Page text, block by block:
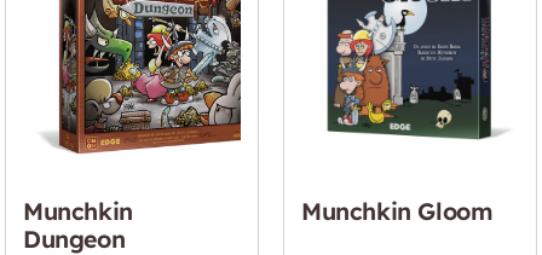
Munchkin
Dungeon
Munchkin Gloom